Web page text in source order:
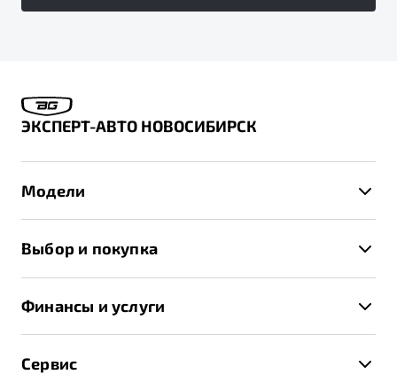
ЭКСПЕРТ-АВТО НОВОСИБИРСК
Модели
X70
Выбор и покупка
Записаться на тест-драйв
Финансы и услуги
Сервис